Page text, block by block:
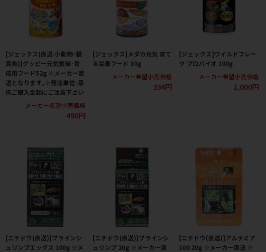
[ジェックス(直送:小動物･観
賞魚)]グッピー元気繁殖･育
成用フード52g ※メーカー直
送となります｡※発注単位･最
低ご購入金額にご注意下さい
メーカー希望小売価格
490円
[ジェックス]メダカ元気 育て
る栄養フード 30g
メーカー希望小売価格
334円
[ジェックス]ワイルドフレー
ク プロバイオ 100g
メーカー希望小売価格
1,000円
[ニチドウ(直送)]ブラインシ
ュリンプエッグス 100g ※メ
[ニチドウ(直送)]ブラインシ
ュリンプ 20g ※メーカー直
[ニチドウ(直送)]アルテミア
100 20g ※メーカー直送 ※